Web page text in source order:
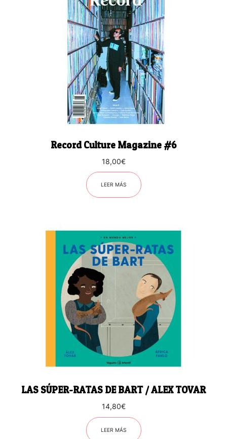
Record Culture Magazine #6
18,00€
LEER MÁS
LAS SÚPER-RATAS DE BART / ALEX TOVAR
14,80€
LEER MÁS